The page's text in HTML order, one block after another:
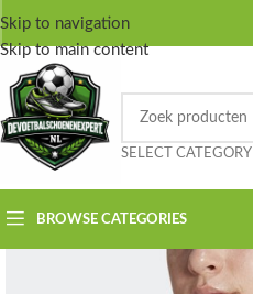
Skip to navigation
Skip to main content
SELECT CATEGORY
BROWSE CATEGORIES